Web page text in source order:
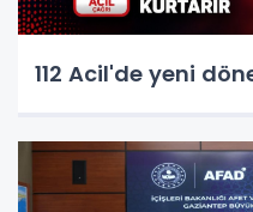
112 Acil'de yeni